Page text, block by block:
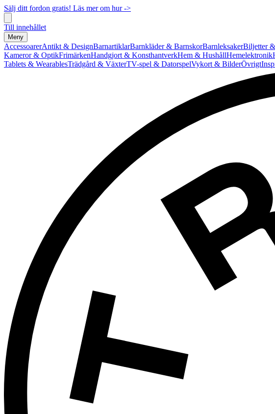
Sälj ditt fordon gratis! Läs mer om hur ->
Till innehållet
Meny
AccessoarerAntikt & DesignBarnartiklarBarnkläder & BarnskorBarnleksakerBiljetter
Kameror & OptikFrimärkenHandgjort & KonsthantverkHem & HushållHemelektronik
Tablets & WearablesTrädgård & VäxterTV-spel & DatorspelVykort & BilderÖvrigt